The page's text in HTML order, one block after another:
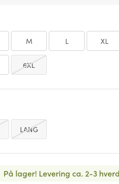
M L XL
6XL
LANG
På lager! Levering ca. 2-3